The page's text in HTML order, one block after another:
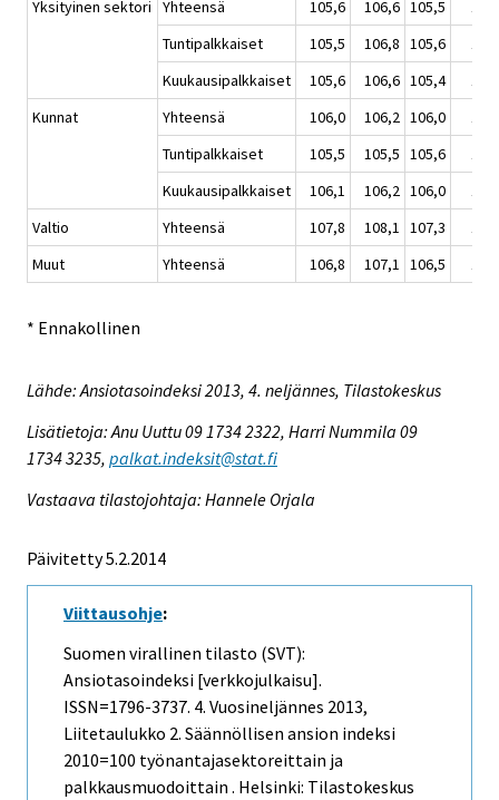
Yksityinen sektori
Yhteensä 105,6 106,6 105,5
Tuntipalkkaiset
105,5 106,8 105,6
Kuukausipalkkaiset
105,6 106,6 105,4
Kunnat
Yhteensä 106,0 106,2 106,0
Tuntipalkkaiset
105,5 105,5 105,6
Kuukausipalkkaiset
106,1 106,2 106,0
Valtio
Yhteensä 107,8 108,1 107,3
Muut
Yhteensä 106,8 107,1 106,5
* Ennakollinen
Lähde: Ansiotasoindeksi 2013, 4. neljännes, Tilastokeskus
Lisätietoja: Anu Uuttu 09 1734 2322, Harri Nummila 09
1734 3235, palkat.indeksit@stat.fi
Vastaava tilastojohtaja: Hannele Orjala
Päivitetty 5.2.2014
Viittausohje:
Suomen virallinen tilasto (SVT):
Ansiotasoindeksi [verkkojulkaisu].
ISSN=1796-3737. 4. Vuosineljännes 2013,
Liitetaulukko 2. Säännöllisen ansion indeksi
2010=100 työnantajasektoreittain ja
palkkausmuodoittain . Helsinki: Tilastokeskus